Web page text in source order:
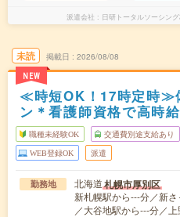
派遣会社 日研トータルソーシン
未読
NEW
掲載日 2026/08/08
≪時短OK！17時定時≫
ン＊看護師資格で高時
職種未経験OK 交通費別途支給あり
WEB登録OK 派遣
勤務地 北海道札幌市厚別区
新札幌駅から---分／新
／大谷地駅から---分／